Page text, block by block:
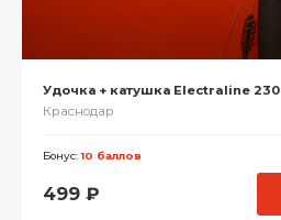
Удочка + катушка Electraline 230
Краснодар
Бонус:10 баллов
499 ₽